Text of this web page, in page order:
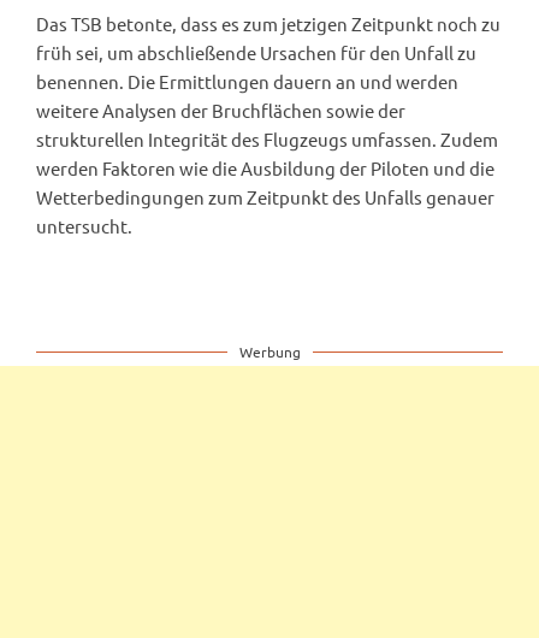
Das TSB betonte, dass es zum jetzigen Zeitpunkt noch zu
früh sei, um abschließende Ursachen für den Unfall zu
benennen. Die Ermittlungen dauern an und werden
weitere Analysen der Bruchflächen sowie der
strukturellen Integrität des Flugzeugs umfassen. Zudem
werden Faktoren wie die Ausbildung der Piloten und die
Wetterbedingungen zum Zeitpunkt des Unfalls genauer
untersucht.
Werbung